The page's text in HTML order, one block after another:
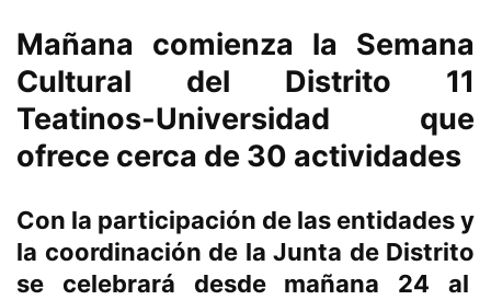
Mañana comienza la Semana
Cultural del Distrito 11
Teatinos-Universidad que
ofrece cerca de 30 actividades
Con la participación de las entidades y
la coordinación de la Junta de Distrito
se celebrará desde mañana 24 al